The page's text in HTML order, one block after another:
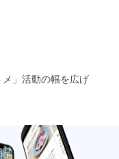
」活動の幅を広げ